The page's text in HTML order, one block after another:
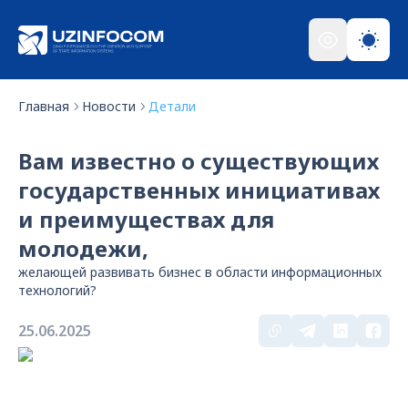
Главная Новости Детали
Вам известно о существующих
государственных инициативах
и преимуществах для
молодежи,
желающей развивать бизнес в области информационных
технологий?
25.06.2025